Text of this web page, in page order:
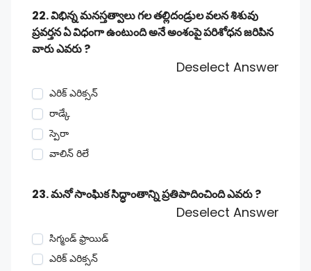
22. విభిన్న మనస్తత్వాలు గల తల్లిదండ్రుల వలన శిశువు
ప్రవర్తన ఏ విధంగా ఉంటుంది అనే అంశంపై పరిశోధన జరిపిన
వారు ఎవరు ?
Deselect Answer
ఎరిక్ ఎరిక్సన్
రాడ్కే
స్పెరా
వాలిన్ రిలే
23. మనో సాంఘిక సిద్ధాంతాన్ని ప్రతిపాదించింది ఎవరు ?
Deselect Answer
సిగ్మండ్ ఫ్రాయిడ్
ఎరిక్ ఎరిక్సన్